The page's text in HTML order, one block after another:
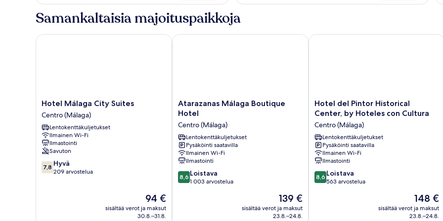
tai
sänkyä)
Samankaltaisia majoituspaikkoja
Hotel
Málaga
City
Suites
Centro
(Málaga)
Hotel Málaga City Suites
Centro (Málaga)
Lentokenttäkuljetukset
Ilmainen Wi-Fi
Ilmastointi
Savuton
7.8
kautta
7,8 Hyvä
209 arvostelua
Hinta
on
94 €
94 €
sisältää verot ja maksut
30.8.–31.8.
Hotel Málaga City Suites
Atarazanas
Málaga
Boutique
Hotel
Centro
(Málaga)
Atarazanas Málaga Boutique
Hotel
Centro (Málaga)
Lentokenttäkuljetukset
Pysäköinti saatavilla
Ilmainen Wi-Fi
Ilmastointi
8.6
kautta
8,6 Loistava
1 003 arvostelua
Hinta
on
139 €
139 €
sisältää verot ja maksut
23.8.–24.8.
Atarazanas Málaga Boutique Hotel
Hotel
del
Historical
Center,
by
Hoteles
con
Cultura
Centro
Hotel del Pintor Historical
Center, by Hoteles con Cultura
Centro (Málaga)
Lentokenttäkuljetukset
Pysäköinti saatavilla
Ilmainen Wi-Fi
Ilmastointi
8.6
kautta
8,6 Loistava
563 arvostelua
Hinta
on
148 €
148 €
sisältää verot ja maksut
23.8.–24.8.
Hotel del Pintor Historical Center, by